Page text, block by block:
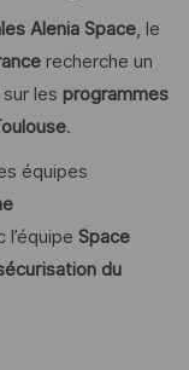
Alenia Space, le
recherche un
les programmes
.
équipes
l’équipe Space
du